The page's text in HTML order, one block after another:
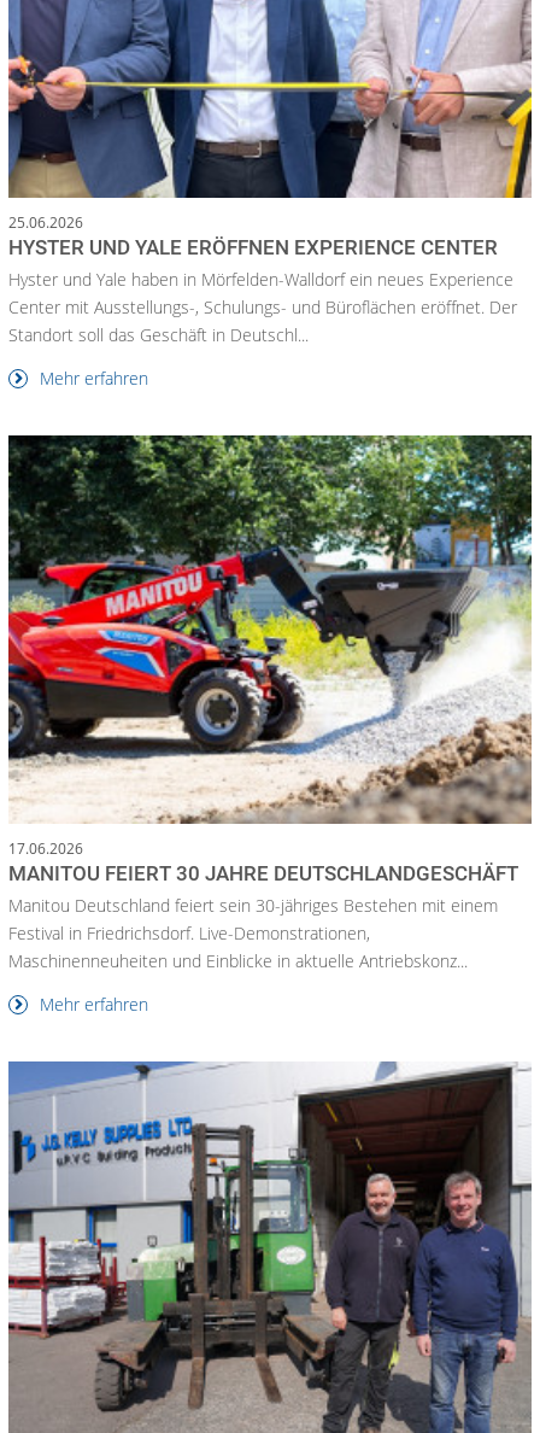
25.06.2026
HYSTER UND YALE ERÖFFNEN EXPERIENCE CENTER
Hyster und Yale haben in Mörfelden-Walldorf ein neues Experience
Center mit Ausstellungs-, Schulungs- und Büroflächen eröffnet. Der
Standort soll das Geschäft in Deutschl...
Mehr erfahren
17.06.2026
MANITOU FEIERT 30 JAHRE DEUTSCHLANDGESCHÄFT
Manitou Deutschland feiert sein 30-jähriges Bestehen mit einem
Festival in Friedrichsdorf. Live-Demonstrationen,
Maschinenneuheiten und Einblicke in aktuelle Antriebskonz...
Mehr erfahren